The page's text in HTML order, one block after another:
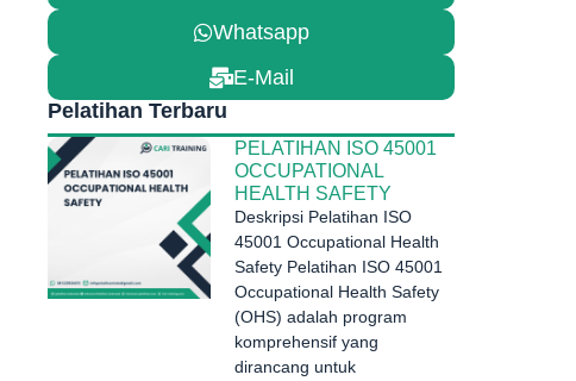
Whatsapp
E-Mail
Pelatihan Terbaru
PELATIHAN ISO 45001
OCCUPATIONAL
HEALTH SAFETY
Deskripsi Pelatihan ISO
45001 Occupational Health
Safety Pelatihan ISO 45001
Occupational Health Safety
(OHS) adalah program
komprehensif yang
dirancang untuk